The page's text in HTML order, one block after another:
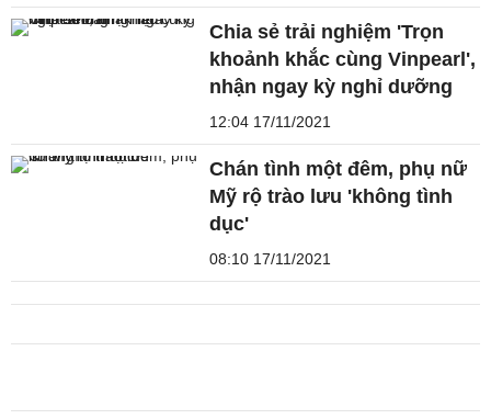
Chia sẻ trải nghiệm 'Trọn
khoảnh khắc cùng Vinpearl',
nhận ngay kỳ nghỉ dưỡng
12:04 17/11/2021
Chán tình một đêm, phụ nữ
Mỹ rộ trào lưu 'không tình
dục'
08:10 17/11/2021